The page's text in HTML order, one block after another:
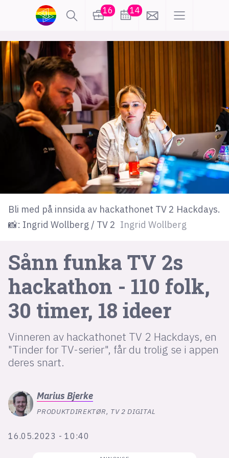
16 14
Bli med på innsida av hackathonet TV 2 Hackdays.
📸: Ingrid Wollberg / TV 2 Ingrid Wollberg
Sånn funka TV 2s
hackathon - 110 folk,
30 timer, 18 ideer
Vinneren av hackathonet TV 2 Hackdays, en
"Tinder for TV-serier", får du trolig se i appen
deres snart.
Marius Bjerke
PRODUKTDIREKTØR, TV 2 DIGITAL
16.05.2023 - 10:40
lønn
KI
karriere
meninger
utdanning sikkerhet
frontend
backend
apputvikling
devops
IoT
design
tilgjengelighet
ukas koder
inn/ut
hobby
lys modus
mørk modus
nyhetsbrev
LinkedIn
Bluesky
annonsepriser